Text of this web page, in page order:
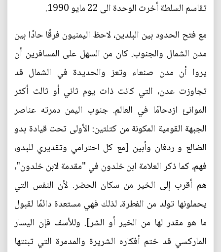
تقاسم السلطة أخرت الوحدة الى 22 مايو 1990.
مع فتح الحدود بين البلدين، لاحظ اليمنيون فرقًا حادًا بين
مدن الشمال والجنوب. كان من السهل على المسافرين أن
يروا أن مدن صنعاء وتعز والحديدة في الشمال قد
تجاوزت عدن، التي كانت ذات يوم ثاني أو ثالث أكثر
الموانئ ازدحامًا في العالم. جنوب اليمن دمرته عناصر
الجبهة القومية المكونة من كتلتين: الأولى تحت قيادة بدو
الضالع و ردفان وأبين [مع كل احترامي وتقديري للبدو،
فهم، كما ذكر العلامة ابن خلدون في "مقدمة لابن خلدون"،
هم أقرب إلى الخير من سكان الحضر. لأن النفس التي
يحملونها تولد من الفطرة، لذلك فهي مستعدة دائمًا لقبول
ما هو مقدر لها من الخير أو الشر]. وللأسف فإن اليسار
الماركسي قد ختم أفكاره الشريرة والمدمرة التي تبنتها